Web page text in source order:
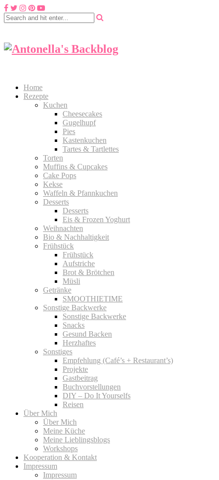
Home
Rezepte
Kuchen
Cheesecakes
Gugelhupf
Pies
Kastenkuchen
Tartes & Tartlettes
Torten
Muffins & Cupcakes
Cake Pops
Kekse
Waffeln & Pfannkuchen
Desserts
Desserts
Eis & Frozen Yoghurt
Weihnachten
Bio & Nachhaltigkeit
Frühstück
Frühstück
Aufstriche
Brot & Brötchen
Müsli
Getränke
SMOOTHIETIME
Sonstige Backwerke
Sonstige Backwerke
Snacks
Gesund Backen
Herzhaftes
Sonstiges
Empfehlung (Café’s + Restaurant’s)
Projekte
Gastbeitrag
Buchvorstellungen
DIY – Do It Yourselfs
Reisen
Über Mich
Über Mich
Meine Küche
Meine Lieblingsblogs
Workshops
Kooperation & Kontakt
Impressum
Impressum